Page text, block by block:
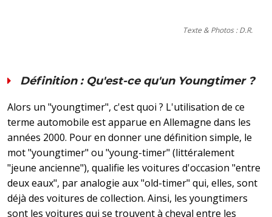
Texte & Photos : D.R.
Définition : Qu'est-ce qu'un Youngtimer ?
Alors un "youngtimer", c'est quoi ? L'utilisation de ce
terme automobile est apparue en Allemagne dans les
années 2000. Pour en donner une définition simple, le
mot "youngtimer" ou "young-timer" (littéralement
"jeune ancienne"), qualifie les voitures d'occasion "entre
deux eaux", par analogie aux "old-timer" qui, elles, sont
déjà des voitures de collection. Ainsi, les youngtimers
sont les voitures qui se trouvent à cheval entre les